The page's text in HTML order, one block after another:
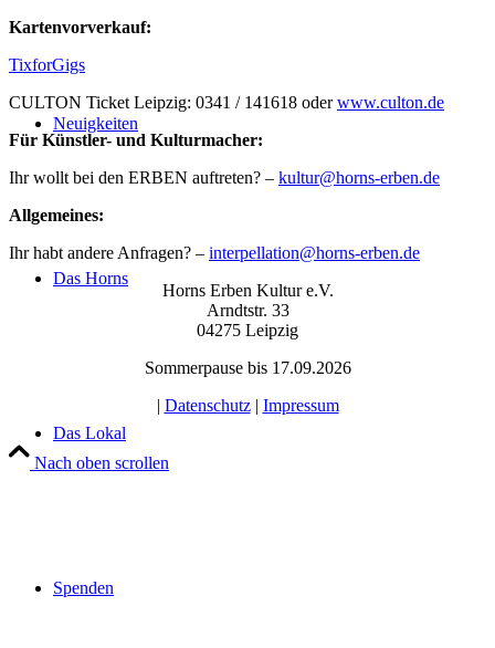
Neuigkeiten
Das Horns
Das Lokal
Spenden
Kartenvorverkauf:
TixforGigs
CULTON Ticket Leipzig: 0341 / 141618 oderwww.culton.de
Für Künstler- und Kulturmacher:
Ihr wollt bei den ERBEN auftreten? – kultur@horns-erben.de
Allgemeines:
Ihr habt andere Anfragen? – interpellation@horns-erben.de
Horns Erben Kultur e.V.
Arndtstr. 33
04275 Leipzig
Sommerpause bis 17.09.2026
| Datenschutz| Impressum
Nach oben scrollen